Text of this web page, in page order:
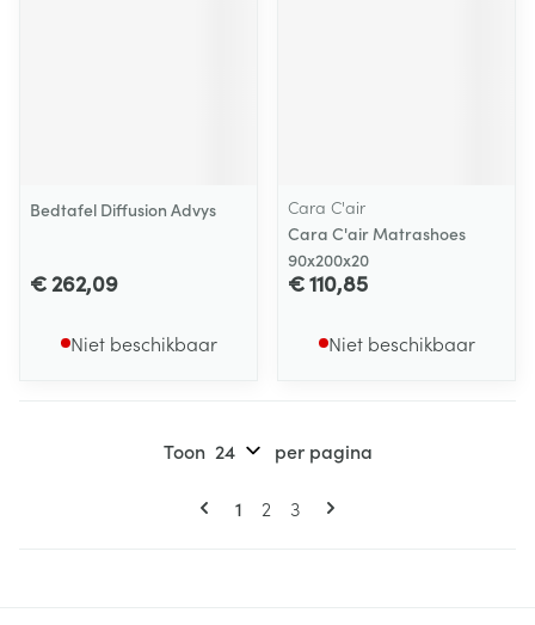
Bedtafel Diffusion Advys
€ 262,09
Niet beschikbaar
Cara C'air
Cara C'air Matrashoes
90x200x20
€ 110,85
Niet beschikbaar
Pagina's
U lees momenteel pagina
1 Pagina
2 Pagina
3
Toon per pagina